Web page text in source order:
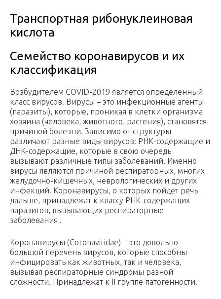
Транспортная рибонуклеиновая
кислота
Семейство коронавирусов и их
классификация
Возбудителем COVID-2019 является определенный
класс вирусов. Вирусы – это инфекционные агенты
(паразиты), которые, проникая в клетки организма
хозяина (человека, животного, растения), становятся
причиной болезни. Зависимо от структуры
различают разные виды вирусов: РНК-содержащие и
ДНК-содержащие, которые в свою очередь
вызывают различные типы заболеваний. Именно
вирусы являются причиной респираторных, многих
желудочно-кишечных, неврологических и других
инфекций. Коронавирусы, о которых пойдет речь
дальше, принадлежат к классу РНК-содержащих
паразитов, вызывающих респираторные
заболевания .
Коронавирусы (Coronaviridae) – это довольно
большой перечень вирусов, которые способны
инфицировать как животных, так и человека,
вызывая респираторные синдромы разной
сложности. Принадлежат к II группе патогенности.